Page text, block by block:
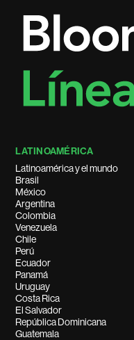
LATINOAMÉRICA
Latinoamérica y el mundo
Brasil
México
Argentina
Colombia
Venezuela
Chile
Perú
Ecuador
Panamá
Uruguay
Costa Rica
El Salvador
República Dominicana
Guatemala